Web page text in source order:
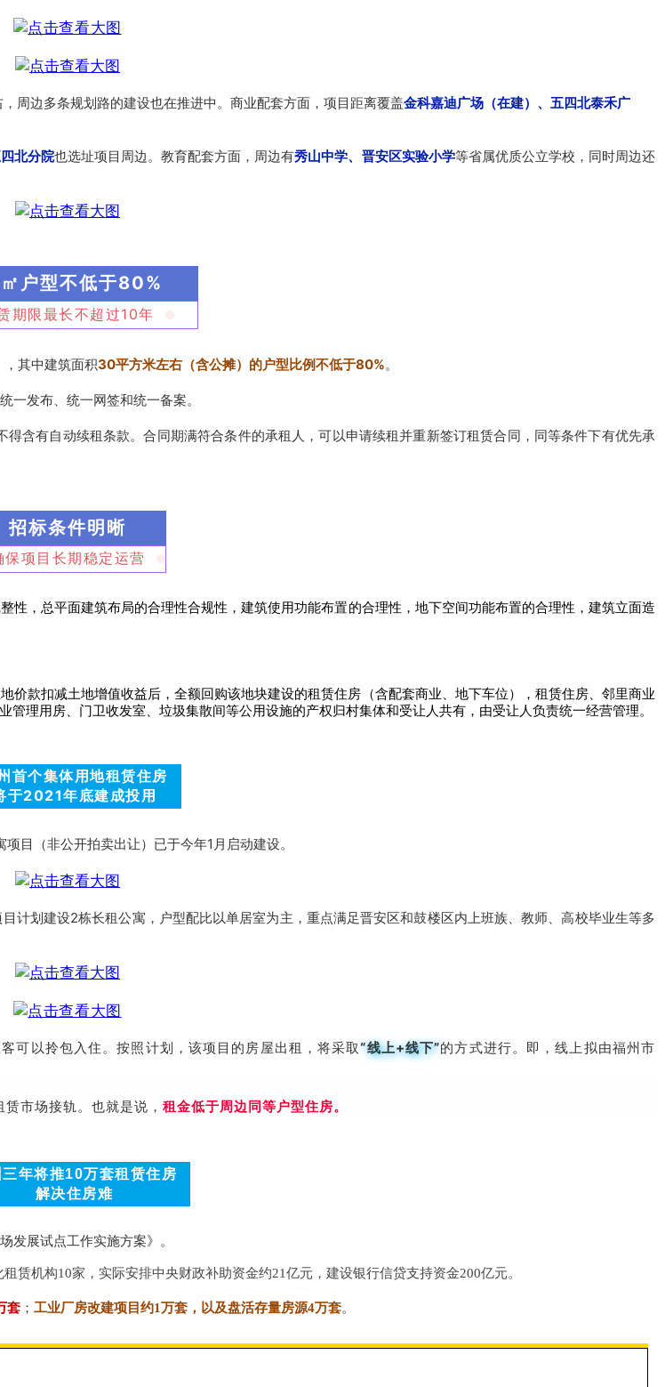
周边多条规划路的建设也在推进中。商业配套方面，项目距离覆盖金科嘉迪广场（在建）、 五四北泰禾广
北分院也选址项目周边。教育配套方面，周边有秀山中学、晋安区实验小学等省属优质公立学校，同时周边还
户型不低于80%
期限最长不超过10年
，其中建筑面积30平方米左右（含公摊）的户型比例不低于80%。
发布、统一网签和统一备案。
得含有自动续租条款。合同期满符合条件的承租人，可以申请续租并重新签订租赁合同，同等条件下有优先承
招标条件明晰
保项目长期稳定运营
性，总平面建筑布局的合理性合规性，建筑使用功能布置的合理性，地下空间功能布置的合理性，建筑立面造
款扣减土地增值收益后，全额回购该地块建设的租赁住房（含配套商业、地下车位），租赁住房、邻里商业
管理用房、门卫收发室、垃圾集散间等公用设施的产权归村集体和受让人共有，由受让人负责统一经营管理。
首个集体用地租赁住房
于2021年底建成投用
目（非公开拍卖出让）已于今年1月启动建设。
计划建设2栋长租公寓，户型配比以单居室为主，重点满足晋安区和鼓楼区内上班族、教师、高校毕业生等多
可以拎包入住。按照计划，该项目的房屋出租，将采取“线上+线下”的方式进行。即，线上拟由福州市
市场接轨。 也就是说， 租金低于周边同等户型住房。
三年将推10万套租赁住房
解决住房难
发展试点工作实施方案》。
租赁机构10家，实际安排中央财政补助资金约21亿元，建设银行信贷支持资金200亿元。
套 ； 工业厂房改建项目约1万套，以及盘活存量房源4万套。